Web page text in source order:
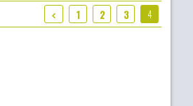
1 2 3 4